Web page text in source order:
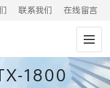
联系我们 在线留言
1800